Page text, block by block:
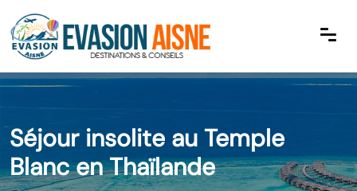
Séjour insolite au Temple
Blanc en Thaïlande